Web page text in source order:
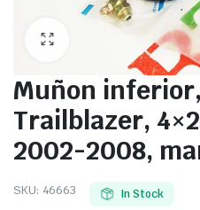
Muñon
Trailblazer,
2002-2008,
SKU: 46663 In Stock